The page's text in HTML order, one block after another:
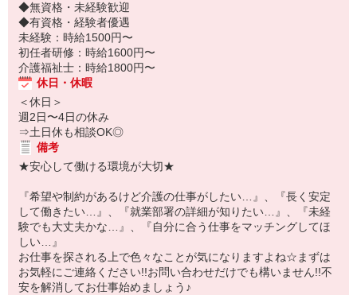
◆無資格・未経験歓迎
◆有資格・経験者優遇
未経験：時給1500円〜
初任者研修：時給1600円〜
介護福祉士：時給1800円〜
休日・休暇
＜休日＞
週2日〜4日の休み
⇒土日休も相談OK◎
備考
★安心して働ける環境が大切★
『希望や制約があるけど介護の仕事がしたい…』、『長く安定
して働きたい…』、『就業部署の詳細が知りたい…』、『未経
験でも大丈夫かな…』、『自分に合う仕事をマッチングしてほ
しい…』
お仕事を探される上で色々なことが気になりますよね☆まずは
お気軽にご連絡ください!!お問い合わせだけでも構いません!!不
安を解消してお仕事始めましょう♪